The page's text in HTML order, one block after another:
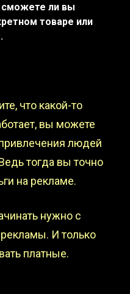
сможете ли вы
товаре или
что какой-то
вы можете
людей
тогда вы точно
на рекламе.
нужно с
И только
платные.